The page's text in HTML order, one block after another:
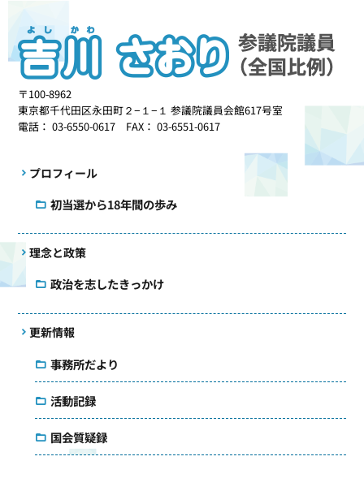
〒100-8962
東京都千代田区永田町２−１−１ 参議院議員会館617号室
電話： 03-6550-0617 FAX： 03-6551-0617
プロフィール
初当選から18年間の歩み
理念と政策
政治を志したきっかけ
更新情報
事務所だより
活動記録
国会質疑録